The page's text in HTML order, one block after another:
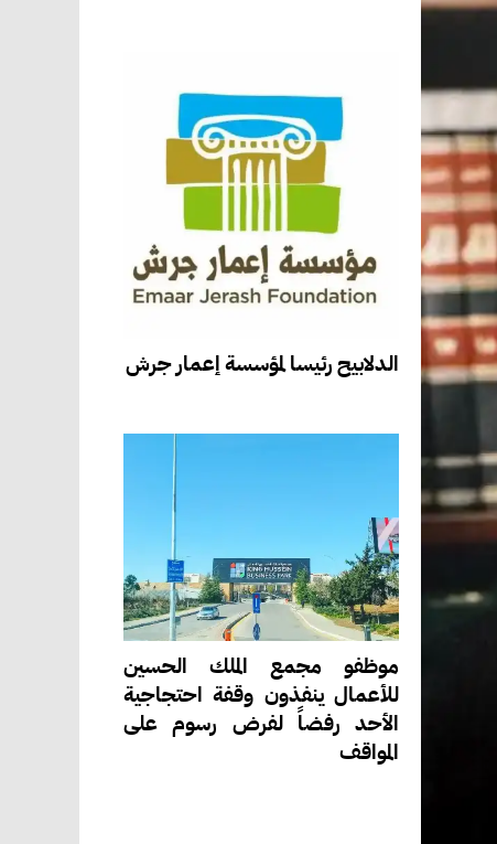
الدلابيح رئيسا لمؤسسة إعمار جرش
موظفو مجمع الملك الحسين
للأعمال ينفذون وقفة احتجاجية
الأحد رفضاً لفرض رسوم على
المواقف